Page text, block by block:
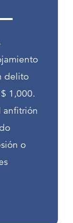
delito
1,000.
anfitrión
o